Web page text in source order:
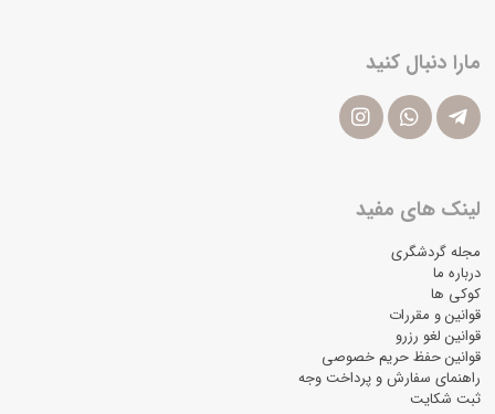
مارا دنبال کنید
لینک های مفید
مجله گردشگری
درباره ما
کوکی ها
قوانین و مقررات
قوانین لغو رزرو
قوانین حفظ حریم خصوصی
راهنمای سفارش و پرداخت وجه
ثبت شکایت